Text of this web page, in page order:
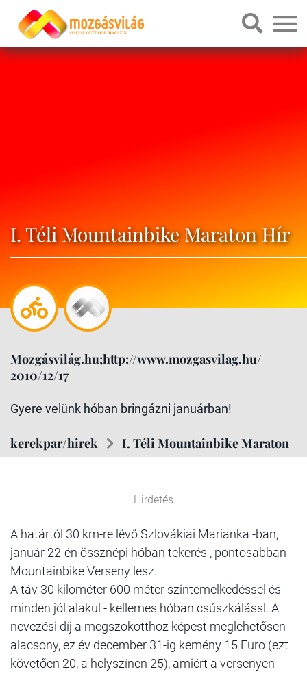
I. Téli Mountainbike Maraton Hír
Mozgásvilág.hu;http://www.mozgasvilag.hu/
2010/12/17
Gyere velünk hóban bringázni januárban!
kerekpar/hirek I. Téli Mountainbike Maraton
Hirdetés
A határtól 30 km-re lévő Szlovákiai Marianka -ban,
január 22-én össznépi hóban tekerés , pontosabban
Mountainbike Verseny lesz.
A táv 30 kilométer 600 méter szintemelkedéssel és -
minden jól alakul - kellemes hóban csúszkálássl. A
nevezési díj a megszokotthoz képest meglehetősen
alacsony, ez év december 31-ig kemény 15 Euro (ezt
követően 20, a helyszínen 25), amiért a versenyen